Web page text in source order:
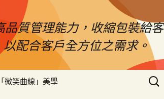
品質管理能力，收縮包裝給客
配合客戶全方位之需求。
微笑曲線」美學
搜
尋